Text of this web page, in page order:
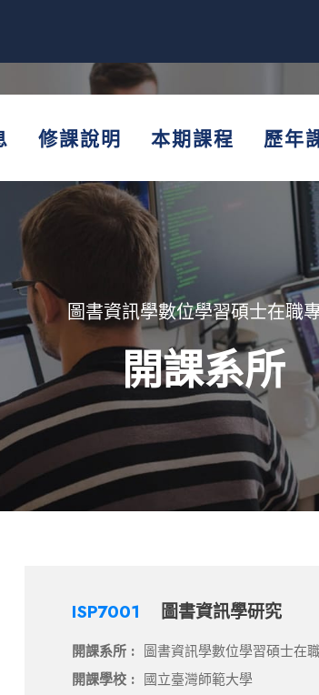
修課說明 本期課程 歷年
圖書資訊學數位學習碩士在職
開課系所
ISP7001 圖書資訊學研究
開課系所 : 圖書資訊學數位學習碩士在
開課學校 : 國立臺灣師範大學